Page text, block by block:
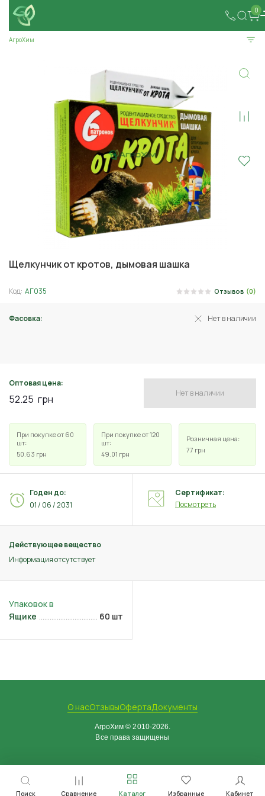
0
Поиск Сравнение Каталог Избранные Кабинет
АгроХим
Щелкунчик от кротов, дымовая шашка
Код: АГ035 Отзывов (0)
Фасовка: Нет в наличии
Оптовая цена:
52.25 грн Нет в наличии
При покупке от 60
шт:
50.63 грн
При покупке от 120
шт:
49.01 грн
Розничная цена:
77 грн
Действующее вещество
Информация отсутствует
Годен до:
01 / 06 / 2031
Сертификат:
Посмотреть
Ящике 60 шт
О насОтзывыОфертаДокументы
АгроХим © 2010-2026.
Все права защищены